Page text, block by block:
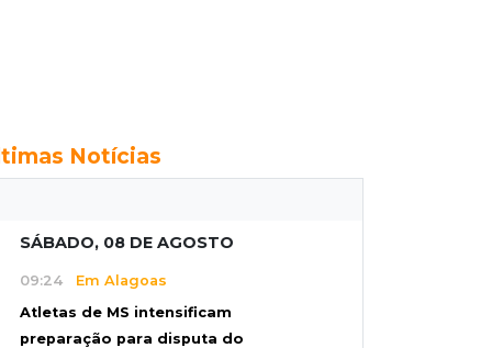
Notícias
SÁBADO, 08 DE AGOSTO
09:24 Em Alagoas
Atletas de MS intensificam
preparação para disputa do